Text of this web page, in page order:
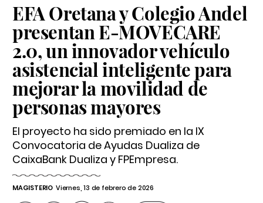
EFA Oretana y Colegio Andel
presentan E-MOVECARE
2.0, un innovador vehículo
asistencial inteligente para
mejorar la movilidad de
personas mayores
El proyecto ha sido premiado en la IX
Convocatoria de Ayudas Dualiza de
CaixaBank Dualiza y FPEmpresa.
MAGISTERIO Viernes, 13 de febrero de 2026